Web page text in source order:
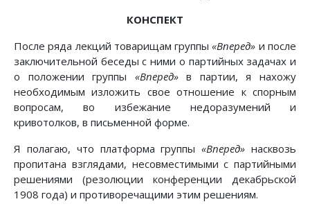
КОНСПЕКТ
После ряда лекций товарищам группы«Вперед» и после
заключительной беседы с ними о партийных задачах и
о положении группы «Вперед»в партии, я нахожу
необходимым изложить свое отношение к спорным
вопросам, во избежание недоразумений и
кривотолков, в письменной форме.
Я полагаю, что платформа группы «Вперед» насквозь
пропитана взглядами, несовместимыми с партийными
решениями (резолюции конференции декабрьской
1908 года) и противоречащими этим решениям.